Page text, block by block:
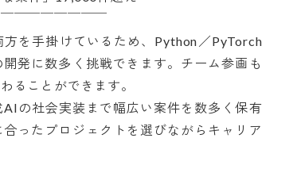
￣￣￣￣￣￣￣
を手掛けているため、Python／PyTorch
発に数多く挑戦できます。チーム参画も
ることができます。
の社会実装まで幅広い案件を数多く保有
ったプロジェクトを選びながらキャリア